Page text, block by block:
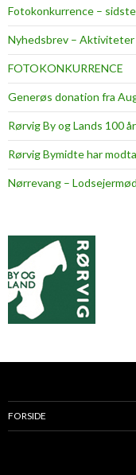
Fotokonkurrence –
Nyhedsbrev –
FOTOKONKURRENCE
Generøs donation fra
Rørvig By og Lands 100
Rørvig Bymidte har
Nørrevang –
FORSIDE